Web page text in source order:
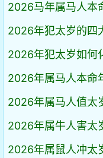
2026马年属马人本
2026年犯太岁的四
2026年犯太岁如何
2026年属马人本命
2026年属马人值太
2026年属牛人害太
2026年属鼠人冲太